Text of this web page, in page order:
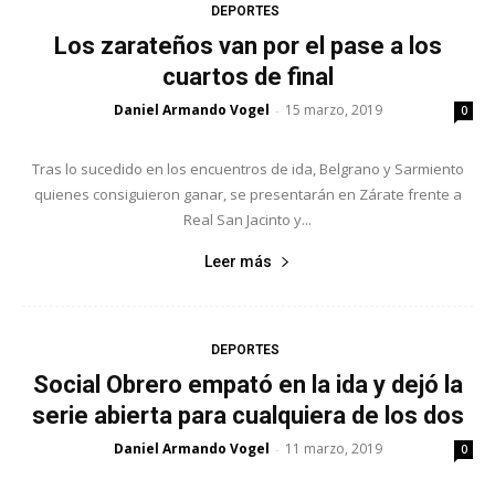
DEPORTES
Los zarateños van por el pase a los
cuartos de final
Daniel Armando Vogel - 15 marzo, 2019 0
Tras lo sucedido en los encuentros de ida, Belgrano y Sarmiento
quienes consiguieron ganar, se presentarán en Zárate frente a
Real San Jacinto y...
Leer más
DEPORTES
Social Obrero empató en la ida y dejó la
serie abierta para cualquiera de los dos
Daniel Armando Vogel - 11 marzo, 2019 0